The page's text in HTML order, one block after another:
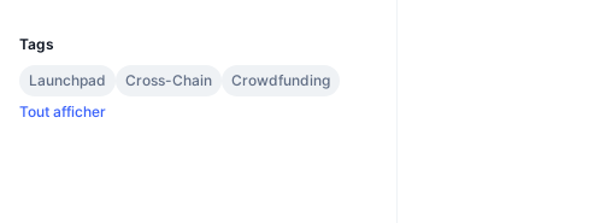
Tags
Launchpad
Cross-Chain
Crowdfunding
Tout afficher